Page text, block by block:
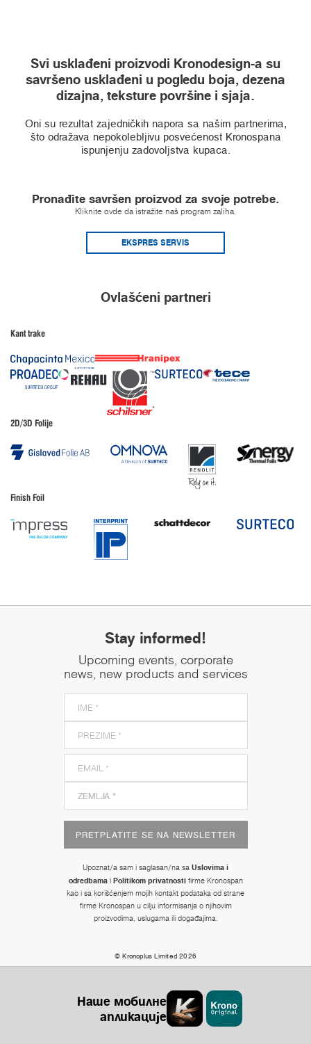
Svi usklađeni proizvodi Kronodesign-a su
savršeno usklađeni u pogledu boja, dezena
dizajna, teksture površine i sjaja.
Oni su rezultat zajedničkih napora sa našim partnerima,
što odražava nepokolebljivu posvećenost Kronospana
ispunjenju zadovoljstva kupaca.
Pronađite savršen proizvod za svoje potrebe.
Kliknite ovde da istražite naš program zaliha.
EKSPRES SERVIS
Ovlašćeni partneri
Kant trake
2D/3D Folije
Finish Foil
Stay informed!
Upcoming events, corporate
news, new products and services
PRETPLATITE SE NA NEWSLETTER
Upoznat/a sam i saglasan/na sa Uslovima i
odredbamai Politikom privatnostifirme Kronospan
kao i sa korišćenjem mojih kontakt podataka od strane
firme Kronospan u cilju informisanja o njihovim
proizvodima, uslugama ili događajima.
© Kronoplus Limited 2026
Наше мобилне
апликације